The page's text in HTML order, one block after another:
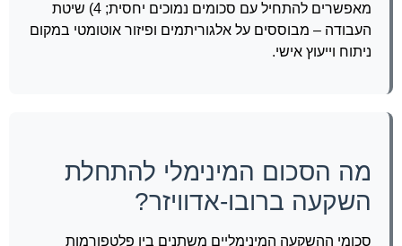
מאפשרים להתחיל עם סכומים נמוכים יחסית; 4) שיטת
העבודה – מבוססים על אלגוריתמים ופיזור אוטומטי במקום
ניתוח וייעוץ אישי.
מה הסכום המינימלי להתחלת
השקעה ברובו-אדוויזר?
סכומי ההשקעה המינימליים משתנים בין פלטפורמות